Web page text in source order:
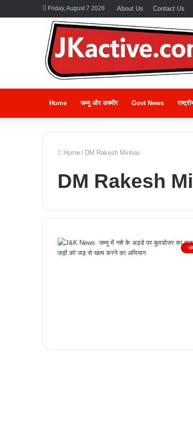
Friday, August 7 2026 About Us Contact Us
Home जम्मू और कश्मीर Govt News
Home / DM Rakesh Minhas
DM Rakesh